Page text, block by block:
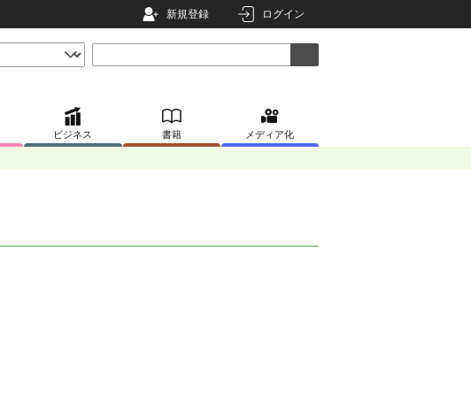
新規登録 ログイン
ビジネス 書籍 メディア化